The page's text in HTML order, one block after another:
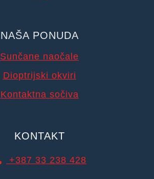
NAŠA PONUDA
Sunčane naočale
Dioptrijski okviri
Kontaktna sočiva
KONTAKT
+387 33 238 428